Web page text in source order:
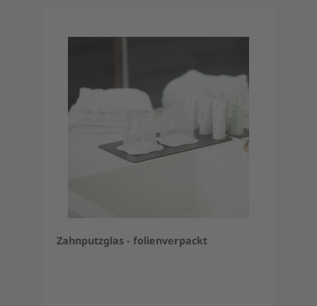
Zahnputzglas - folienverpackt